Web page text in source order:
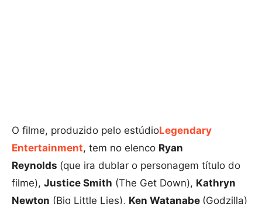
O filme, produzido pelo estúdioLegendary
Entertainment, tem no elenco Ryan
Reynolds (que ira dublar o personagem título do
filme), Justice Smith (The Get Down), Kathryn
Newton (Big Little Lies), Ken Watanabe (Godzilla)